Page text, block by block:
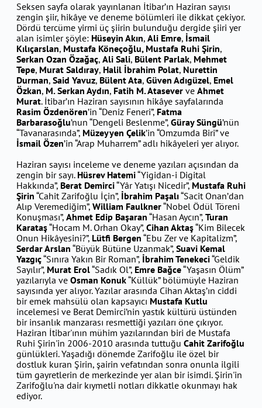
Seksen sayfa olarak yayınlanan İtibar’ın Haziran sayısı
zengin şiir, hikâye ve deneme bölümleri ile dikkat çekiyor.
Dördü tercüme yirmi üç şiirin bulunduğu dergide şiiri yer
alan isimler şöyle: Hüseyin Akın, Ali Emre, İsmail
Kılıçarslan, Mustafa Köneçoğlu, Mustafa Ruhi Şirin,
Serkan Ozan Özağaç, Ali Sali, Bülent Parlak, Mehmet
Tepe, Murat Saldıray, Halil İbrahim Polat, Nurettin
Durman, Said Yavuz, Bülent Ata, Güven Adıgüzel, Emel
Özkan, M. Serkan Aydın, Fatih M. Atasever ve Ahmet
Murat. İtibar’ın Haziran sayısının hikâye sayfalarında
Rasim Özdenören’in “Deniz Feneri”, Fatma
Barbarasoğlu’nun “Dengeli Beslenme”, Güray Süngü’nün
“Tavanarasında”, Müzeyyen Çelik’in “Omzumda Biri” ve
İsmail Özen’in “Arap Muharrem” adlı hikâyeleri yer alıyor.
Haziran sayısı inceleme ve deneme yazıları açısından da
zengin bir sayı. Hüsrev Hatemi“Yigidan-i Digital
Hakkında”, Berat Demirci“Yâr Yatışı Nicedir”, Mustafa Ruhi
Şirin “Cahit Zarifoğlu İçin”, İbrahim Paşalı“Sacit Onan’dan
Alıp Veremediğim”, William Faulkner“Nobel Ödül Töreni
Konuşması”, Ahmet Edip Başaran “Hasan Aycın”, Turan
Karataş“Hocam M. Orhan Okay”, Cihan Aktaş“Kim Bilecek
Onun Hikâyesini?”, Lütfi Bergen “Ebu Zer ve Kapitalizm”,
Serdar Arslan “Büyük Bütüne Uzanmak”, Suavi Kemal
Yazgıç“Sınıra Yakın Bir Roman”, İbrahim Tenekeci“Geldik
Sayılır”, Murat Erol“Sadık Ol”, Emre Bağce“Yaşasın Ölüm”
yazılarıyla ve Osman Konuk“Küllük” bölümüyle Haziran
sayısında yer alıyor. Yazılar arasında Cihan Aktaş’ın ciddi
bir emek mahsülü olan kapsayıcı Mustafa Kutlu
incelemesi ve Berat Demirci’nin yastık kültürü üstünden
bir insanlık manzarası resmettiği yazıları öne çıkıyor.
Haziran İtibar'ının mühim yazılarından biri de Mustafa
Ruhi Şirin'in 2006-2010 arasında tuttuğu Cahit Zarifoğlu
günlükleri. Yaşadığı dönemde Zarifoğlu ile özel bir
dostluk kuran Şirin, şairin vefatından sonra onunla ilgili
tüm gayretlerin de merkezinde yer alan bir isimdi. Şirin'in
Zarifoğlu'na dair kıymetli notları dikkatle okunmayı hak
ediyor.